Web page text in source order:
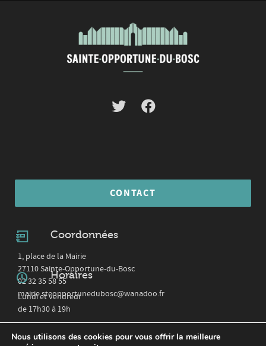
CONTACT
Coordonnées
1, place de la Mairie
27110 Sainte-Opportune-du-Bosc
02 32 35 58 55
mairie.steopportunedubosc@wanadoo.fr
Horaires
Lundi et vendredi
de 17h30 à 19h
Nous utilisons des cookies pour vous offrir la meilleure